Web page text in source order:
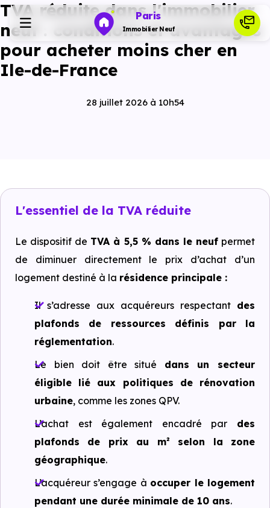
Paris
Immobilier Neuf
Programmes neufs
Actualités
Financer
TVA réduite dans l'immobilier
neuf : conditions et avantages
pour acheter moins cher en
Ile-de-France
28 juillet 2026 à 10h54
L'essentiel de la TVA réduite
Le dispositif de TVA à 5,5 % dans le neufpermet
de diminuer directement le prix d’achat d’un
logement destiné à la résidence principale :
Il s’adresse aux acquéreurs respectant des
plafonds de ressources définis par la
réglementation.
Le bien doit être situé dans un secteur
éligible lié aux politiques de rénovation
urbaine, comme les zones QPV.
L’achat est également encadré par des
plafonds de prix au m² selon la zone
géographique.
L’acquéreur s’engage à occuper le logement
pendant une durée minimale de 10 ans.